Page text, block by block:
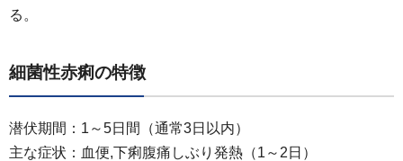
る。
細菌性赤痢の特徴
潜伏期間：1～5日間（通常3日以内）
主な症状：血便,下痢腹痛しぶり発熱（1～2日）